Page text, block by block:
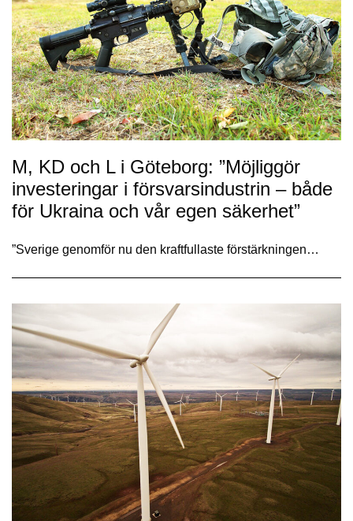
M, KD och L i Göteborg: ”Möjliggör
investeringar i försvarsindustrin – både
för Ukraina och vår egen säkerhet”
”Sverige genomför nu den kraftfullaste förstärkningen…